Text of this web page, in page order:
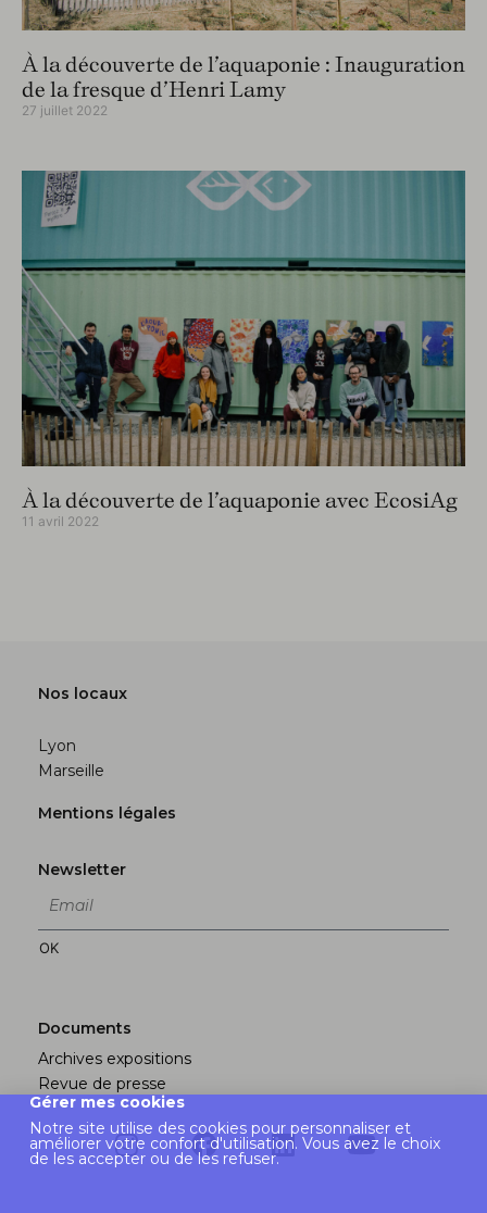
À la découverte de l’aquaponie : Inauguration
de la fresque d’Henri Lamy
27 juillet 2022
À la découverte de l’aquaponie avec EcosiAg
11 avril 2022
Nos locaux
Lyon
Marseille
Mentions légales
Newsletter
OK
Documents
Archives expositions
Revue de presse
Gérer mes cookies
Notre site utilise des cookies pour personnaliser et
améliorer votre confort d'utilisation. Vous avez le choix
de les accepter ou de les refuser.